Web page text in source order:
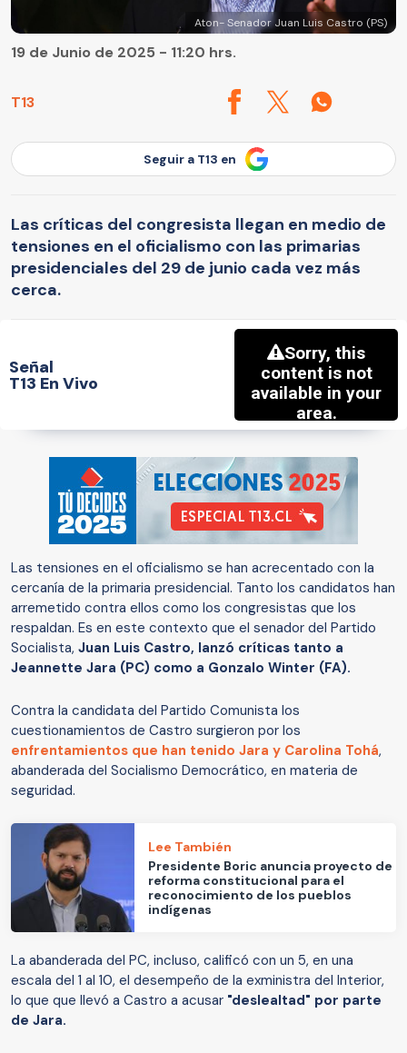
Aton- Senador Juan Luis Castro (PS)
T13
19 de Junio de 2025 - 11:20 hrs.
Seguir a T13 en
Las críticas del congresista llegan en medio de
tensiones en el oficialismo con las primarias
presidenciales del 29 de junio cada vez más
cerca.
Señal
T13 En Vivo
Las tensiones en el oficialismo se han acrecentado con la
cercanía de la primaria presidencial. Tanto los candidatos han
arremetido contra ellos como los congresistas que los
respaldan. Es en este contexto que el senador del Partido
Socialista, Juan Luis Castro, lanzó críticas tanto a
Jeannette Jara (PC) como a Gonzalo Winter (FA).
Contra la candidata del Partido Comunista los
cuestionamientos de Castro surgieron por los
enfrentamientos que han tenido Jara y Carolina Tohá,
abanderada del Socialismo Democrático, en materia de
seguridad.
Lee También
Presidente Boric anuncia proyecto de
reforma constitucional para el
reconocimiento de los pueblos
indígenas
La abanderada del PC, incluso, calificó con un 5, en una
escala del 1 al 10, el desempeño de la exministra del Interior,
lo que que llevó a Castro a acusar "deslealtad" por parte
de Jara.